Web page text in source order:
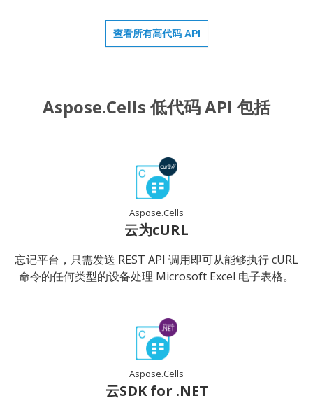
查看所有高代码 API
Aspose.Cells 低代码 API 包括
Aspose.Cells
云为cURL
忘记平台，只需发送 REST API 调用即可从能够执行 cURL
命令的任何类型的设备处理 Microsoft Excel 电子表格。
Aspose.Cells
云SDK for .NET